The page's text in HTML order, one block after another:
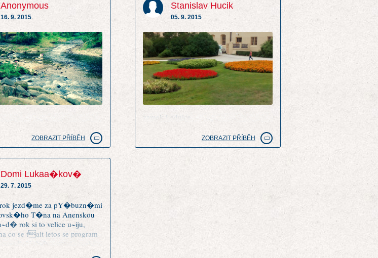
Anonymous
16. 9. 2015
ZOBRAZIT PŘÍBĚH
Stanislav Hucik
05. 9. 2015
zamek Lednice
ZOBRAZIT PŘÍBĚH
Domi Lukaa�kov�
29. 7. 2015
jezd�me za pY�buzn�mi
T�na na Anenskou
rok si to velice u~iju,
co se tait letos se program